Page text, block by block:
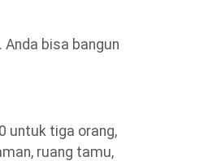
bisa bangun
untuk tiga orang,
ruang tamu,